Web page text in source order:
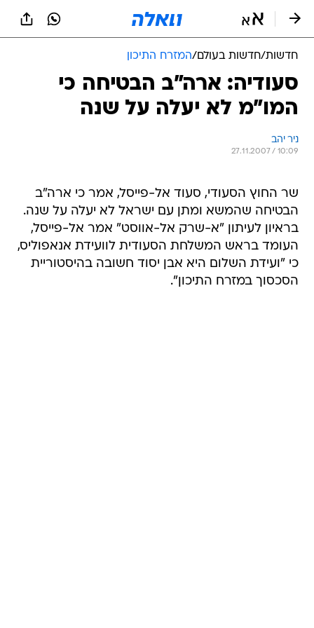
חדשות/חדשות בעולם/המזרח התיכון
סעודיה: ארה"ב הבטיחה כי
המו"מ לא יעלה על שנה
ניר יהב
27.11.2007 / 10:09
שר החוץ הסעודי, סעוד אל-פייסל, אמר כי ארה"ב
הבטיחה שהמשא ומתן עם ישראל לא יעלה על שנה.
בראיון לעיתון "א-שרק אל-אווסט" אמר אל-פייסל,
העומד בראש המשלחת הסעודית לוועידת אנאפוליס,
כי "ועידת השלום היא אבן יסוד חשובה בהיסטוריית
הסכסוך במזרח התיכון".